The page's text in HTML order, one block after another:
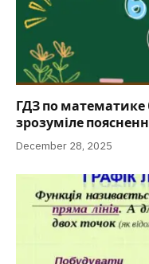
ГДЗ по математике
зрозуміле
December 28, 2025